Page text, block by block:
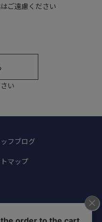
ご遠慮ください
い
フブログ
マップ